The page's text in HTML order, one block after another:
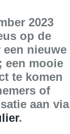
2023
op de
een nieuwe
een mooie
te komen
of
aan via
.